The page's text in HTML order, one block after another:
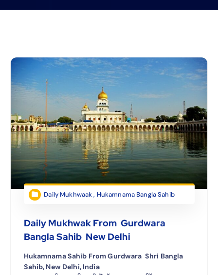
Daily Mukhwaak, Hukamnama Bangla Sahib
Daily Mukhwak From Gurdwara
Bangla Sahib New Delhi
Hukamnama Sahib From Gurdwara Shri Bangla
Sahib, New Delhi, India